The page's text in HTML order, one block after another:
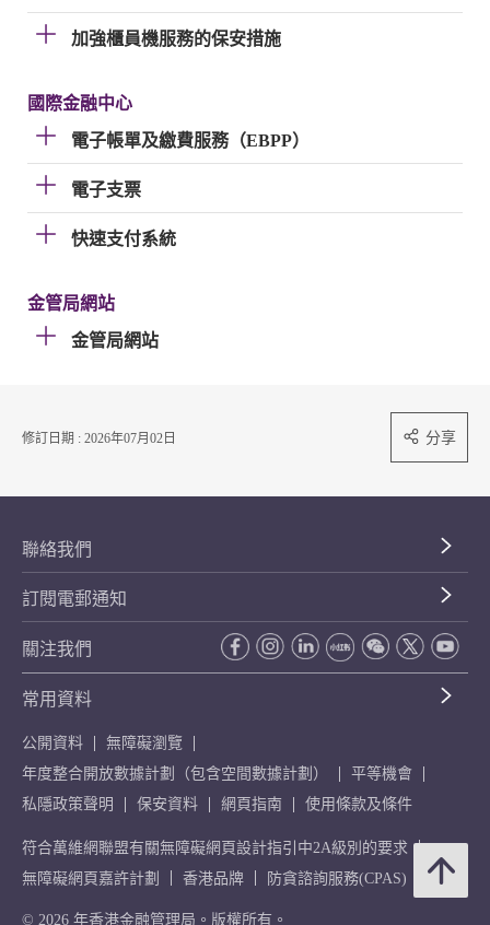
加強櫃員機服務的保安措施
國際金融中心
電子帳單及繳費服務（EBPP）
電子支票
快速支付系統
金管局網站
金管局網站
修訂日期 : 2026年07月02日 分享
聯絡我們
訂閱電郵通知
關注我們
常用資料
公開資料
無障礙瀏覽
年度整合開放數據計劃（包含空間數據計劃）
平等機會
私隱政策聲明
保安資料 網頁指南 使用條款及條件
符合萬維網聯盟有關無障礙網頁設計指引中2A級別的要求
無障礙網頁嘉許計劃
香港品牌 防貪諮詢服務(CPAS)
© 2026 年香港金融管理局。版權所有。